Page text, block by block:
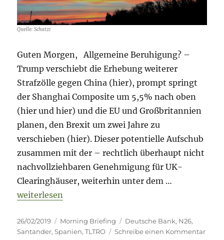
Quelle: Schatzi
Guten Morgen, Allgemeine Beruhigung? –
Trump verschiebt die Erhebung weiterer
Strafzölle gegen China (hier), prompt springt
der Shanghai Composite um 5,5% nach oben
(hier und hier) und die EU und Großbritannien
planen, den Brexit um zwei Jahre zu
verschieben (hier). Dieser potentielle Aufschub
zusammen mit der – rechtlich überhaupt nicht
nachvollziehbaren Genehmigung für UK-
Clearinghäuser, weiterhin unter dem …
„Morning Briefing – 26. Februar 2019 –
weiterlesen
Veröffentlicht
am
26/02/2019 Kategorien
Morning Briefing Schlagwörter
Deutsche Bank, N26,
Santander,Spanien,TLTRO Schreibe einen Kommentarzu